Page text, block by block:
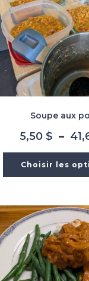
Soupe aux
5,50 $ –
Choisir les